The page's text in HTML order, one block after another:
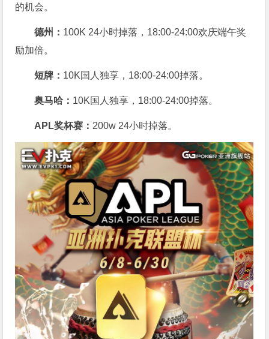
的机会。
德州： 100K 24小时掉落， 18:00-24:00欢庆端午奖
励加倍。
短牌： 10K国人独享，18:00-24:00掉落。
奥马哈 ： 10K国人独享，18:00-24:00掉落。
APL奖杯赛： 200w 24小时掉落。